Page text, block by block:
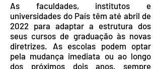
As faculdades, institutos e
universidades do País têm até abril de
2022 para adaptar a estrutura dos
seus cursos de graduação às novas
diretrizes. As escolas podem optar
pela mudança imediata ou ao longo
dos próximos dois anos, sempre